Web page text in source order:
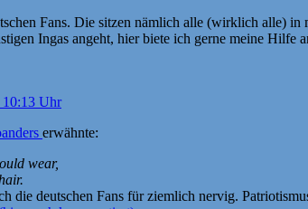
Fans. Die sitzen nämlich alle (wirklich alle)
Ingas angeht, hier biete ich gerne meine Hilfe
10:13 Uhr
erwähnte:
wear,
die deutschen Fans für ziemlich nervig.